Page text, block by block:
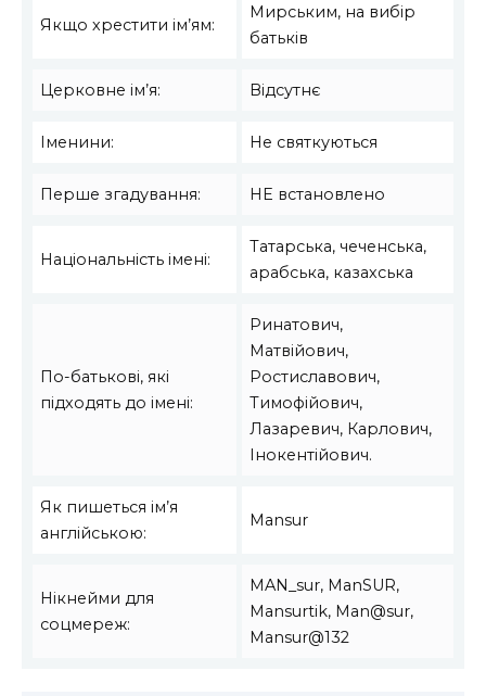
Якщо хрестити ім’ям:
Мирським, на вибір
батьків
Церковне ім’я: Відсутнє
Іменини: Не святкуються
Перше згадування: НЕ встановлено
Національність імені:
Татарська, чеченська,
арабська, казахська
По-батькові, які
підходять до імені:
Ринатович,
Матвійович,
Ростиславович,
Тимофійович,
Лазаревич, Карлович,
Інокентійович.
Як пишеться ім’я
англійською:
Mansur
Нікнейми для
соцмереж:
MAN_sur, ManSUR,
Mansurtik, Man@sur,
Mansur@132